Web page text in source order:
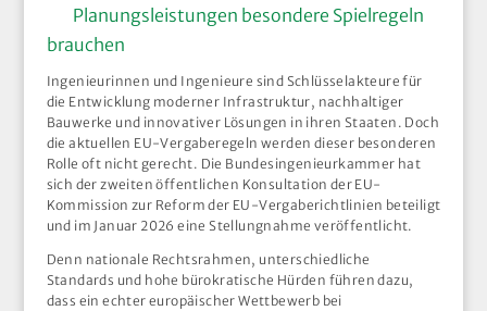
Planungsleistungen besondere Spielregeln
brauchen
Ingenieurinnen und Ingenieure sind Schlüsselakteure für
die Entwicklung moderner Infrastruktur, nachhaltiger
Bauwerke und innovativer Lösungen in ihren Staaten. Doch
die aktuellen EU-Vergaberegeln werden dieser besonderen
Rolle oft nicht gerecht. Die Bundesingenieurkammer hat
sich der zweiten öffentlichen Konsultation der EU-
Kommission zur Reform der EU-Vergaberichtlinien beteiligt
und im Januar 2026 eine Stellungnahme veröffentlicht.
Denn nationale Rechtsrahmen, unterschiedliche
Standards und hohe bürokratische Hürden führen dazu,
dass ein echter europäischer Wettbewerb bei